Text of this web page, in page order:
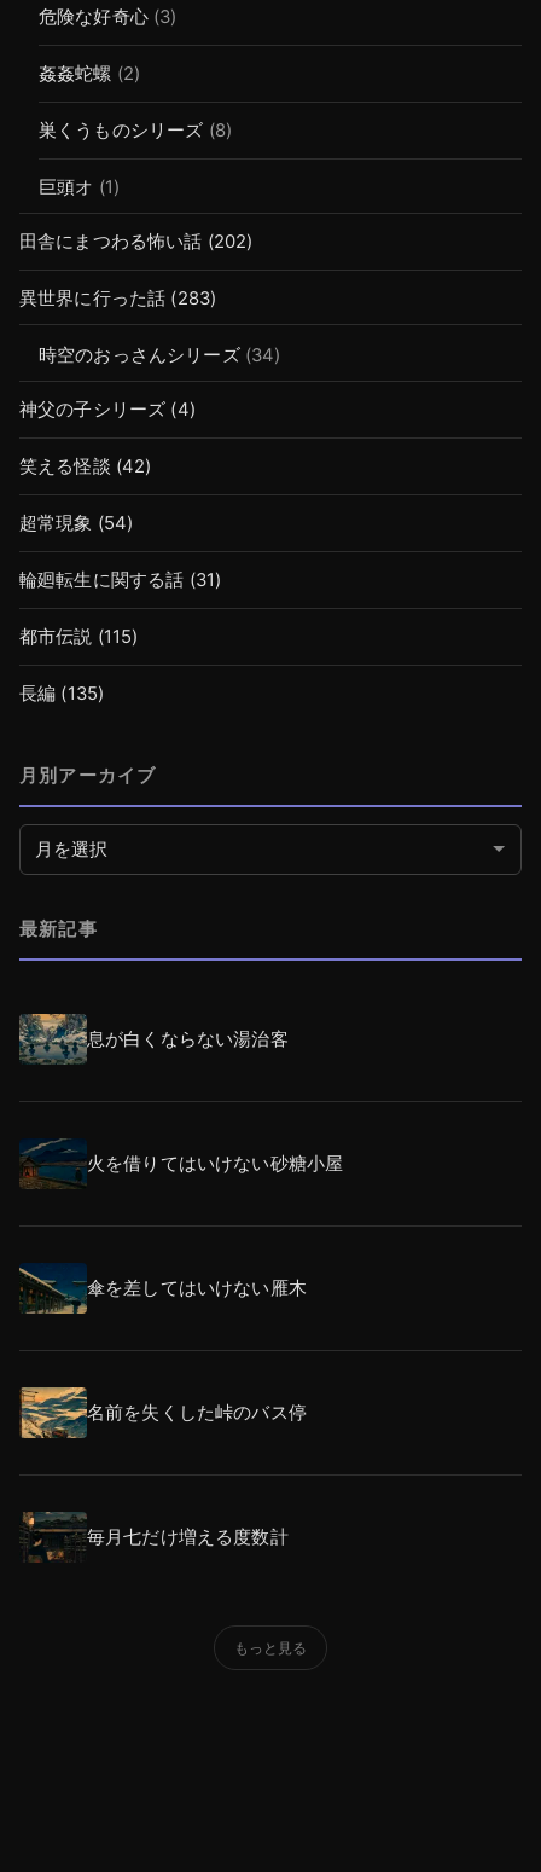
危険な好奇心(3)
姦姦蛇螺 (2)
巣くうものシリーズ (8)
巨頭オ (1)
田舎にまつわる怖い話 (202)
異世界に行った話 (283)
時空のおっさんシリーズ(34)
神父の子シリーズ (4)
笑える怪談 (42)
超常現象 (54)
輪廻転生に関する話 (31)
都市伝説 (115)
長編 (135)
月別アーカイブ
月別アーカイブ
最新記事
息が白くならない湯治客
火を借りてはいけない砂糖小屋
傘を差してはいけない雁木
名前を失くした峠のバス停
毎月七だけ増える度数計
もっと見る